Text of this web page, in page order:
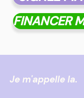
FINANCER
Je m'appelle Ia.